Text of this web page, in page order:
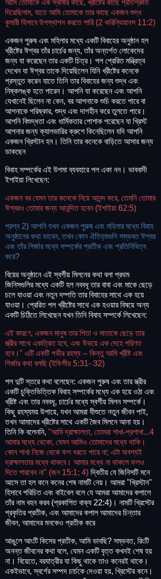
আমি তোমাকে এক স্বামীর কাছে, খ্রীষ্টের কাছে প্রতিশ্রুতি
দিয়েছিলাম, যাতে আমি তোমাকে তার কাছে একজন শুদ্ধ
কুমারী হিসাবে উপস্থাপন করতে পারি (2 করিন্থিয়ানস 11:2)
একজন পুরুষ এবং মহিলার মধ্যে একটি বিবাহের অনুষ্ঠান হল
খ্রীষ্টের ঈশ্বর তাঁর চার্চের জন্য, তাঁর অন্তর্গত লোকেদের
জন্য যা করেছেন তার একটি চিত্র। পল প্রেরিত মন্ত্রিত্ব
দেখেন যা ঈশ্বর তাকে দিয়েছিলেন যিনি খ্রীষ্টের কনেকে
প্রস্তুত করেন যাতে তিনি তার বিবাহের জন্য শুদ্ধ এবং
নিষ্কলঙ্ক হতে পারেন। আপনি যা করেছেন এবং আপনি
যেখানেই ছিলেন না কেন, বর আপনাকে শুচি করতে পারে বা
আপনাকে পরিষ্কার, শুদ্ধ এবং দাগহীন করে তুলতে পারে।
আপনি বিশুদ্ধতা এবং ধার্মিকতার পোশাক পরেছেন যা খ্রিস্ট
আপনার জন্য ক্যালভারির ক্রুশে কিনেছিলেন যদি আপনি
একজন খ্রিস্টান হন। তিনি তার কনেকে বাড়িতে আসার জন্য
ডাকছেন
বিবাহ সম্পর্কের এই উপমা ব্যবহারে পল একা নন। ভাববাদী
ইশাইয়া লিখেছেন:
একজন বর যেমন তার কনেকে নিয়ে আনন্দ করে, তেমনি তোমার
ঈশ্বরও তোমার জন্য আনন্দিত হবেন (ইশাইয়া 62:5)
প্রশ্ন 2) আপনি যখন একজন পুরুষ এবং মহিলার মধ্যে বিবাহ
অনুষ্ঠানের কথা ভাবেন, তখন কোন ঐতিহ্যগুলি সম্ভবত ঈশ্বর
এবং তাঁর গির্জার মধ্যে সম্পর্কের প্রতীক এবং প্রতিনিধিত্ব
করে?
বিয়ের অনুষ্ঠানে এই স্বর্গীয় মিলনের কথা বলা প্রথম
জিনিসগুলির মধ্যে একটি হল নববধূ তার বাবা এবং মাকে ছেড়ে
চলে যাওয়া এবং নতুন দম্পতি তার বিবাহের সাথে এক হয়ে
যাওয়া। প্রেরিত পল খ্রীষ্টের সাথে এক হওয়ার বিষয়ে অন্য
একটি চিঠিতে লিখেছেন যখন তিনি বিবাহ সম্পর্কে লিখেছেন:
এই কারণে, একজন মানুষ তার পিতা ও মাতাকে ছেড়ে তার
স্ত্রীর সাথে একত্রিত হবে, এবং উভয়ে এক দেহে পরিণত
হবে।" এটি একটি গভীর রহস্য -- কিন্তু আমি খ্রীষ্ট এবং
গির্জার কথা বলছি (ইফিসীয় 5:31- 32)
পল দুটি স্তরে কথা বলেছেন: একজন পুরুষ এবং তার স্ত্রীর
একটি চুক্তিভিত্তিক বিবাহ সম্পর্কের মধ্যে এক হয়ে ওঠা এবং
খ্রীষ্ট এবং তার নববধূ, চার্চের মধ্যে স্বর্গীয় মিলন সম্পর্কে।
কিছু রহস্যময় উপায়ে, যখন আমরা যীশুতে নতুন জীবন পাই,
তখন আমাদের খ্রীষ্টের সাথে একটি জৈব মিলনে আনা হয়।
তিনি কি বলেননি, "আমি দ্রাক্ষালতা, তোমরা শাখা-প্রশাখা...4
আমার মধ্যে থেকো, যেমন আমিও তোমাদের মধ্যে থাকি।
কোন শাখা নিজে থেকে ফল ধরতে পারে না; এটা অবশ্যই
দ্রাক্ষালতার মধ্যে থাকবে। আমার মধ্যে না থাকলে ফলও
দিতে পারবেন না" (জন 15:1; 4) দ্বিতীয় যে জিনিসটি মনে
আসে তা হল কনে কনের শেষ নামটি নেয়। আমরা "খ্রিস্টান"
হিসাবে পরিচিত এবং বাইবেল বলে যে আমরা আমাদের কপালে
তাঁর নাম বহন করব (প্রকাশিত বাক্য 22:4)। নামটি খ্রিস্টের
প্রকৃতির প্রতীক, এবং আমাদের কপাল আমাদের চিন্তার
জীবন, আমাদের মনকেও প্রতীক করে
আঙুলে আংটি কিসের প্রতীক, আমি ভাবছি? সম্ভবত, রিংটি
অনন্ত জীবনের কথা বলে, যেমন একটি বৃত্ত কখনই শেষ হয়
না। বিয়েতে, বরযাত্রীর যা কিছু থাকে তাও কনেরই থাকে।
একইভাবে, স্বর্গের সম্পদ চার্চকে দেওয়া হয়, খ্রিস্টের কনে।